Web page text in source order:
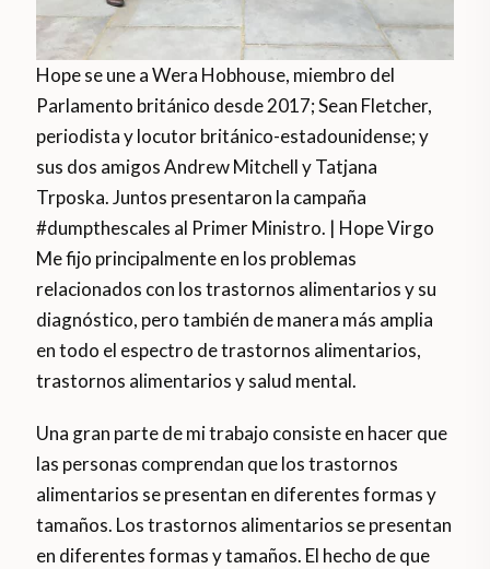
Hope se une a Wera Hobhouse, miembro del
Parlamento británico desde 2017; Sean Fletcher,
periodista y locutor británico-estadounidense; y
sus dos amigos Andrew Mitchell y Tatjana
Trposka. Juntos presentaron la campaña
#dumpthescales al Primer Ministro. | Hope Virgo
Me fijo principalmente en los problemas
relacionados con los trastornos alimentarios y su
diagnóstico, pero también de manera más amplia
en todo el espectro de trastornos alimentarios,
trastornos alimentarios y salud mental.
Una gran parte de mi trabajo consiste en hacer que
las personas comprendan que los trastornos
alimentarios se presentan en diferentes formas y
tamaños. Los trastornos alimentarios se presentan
en diferentes formas y tamaños. El hecho de que